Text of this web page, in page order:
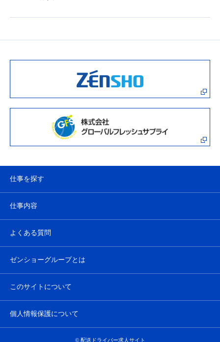
仕事を探す
仕事内容
よくある質問
ゼンショーグループとは
このサイトについて
個人情報保護について
© 配送ドライバー求人サイト